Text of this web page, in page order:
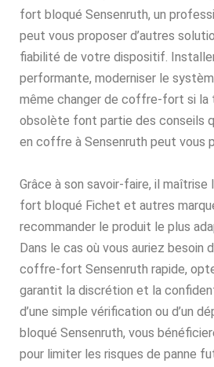
fort bloqué Sensenruth, un
peut vous proposer d’autres
fiabilité de votre dispositif.
performante, moderniser le
même changer de coffre-fort si la
obsolète font partie des conseils
en coffre à Sensenruth peut vous
Grâce à son savoir-faire, il maîtrise
fort bloqué Fichet et autres
recommander le produit le plus
Dans le cas où vous auriez besoin
coffre-fort Sensenruth rapide,
garantit la discrétion et la
d’une simple vérification ou d’un
bloqué Sensenruth, vous
pour limiter les risques de panne